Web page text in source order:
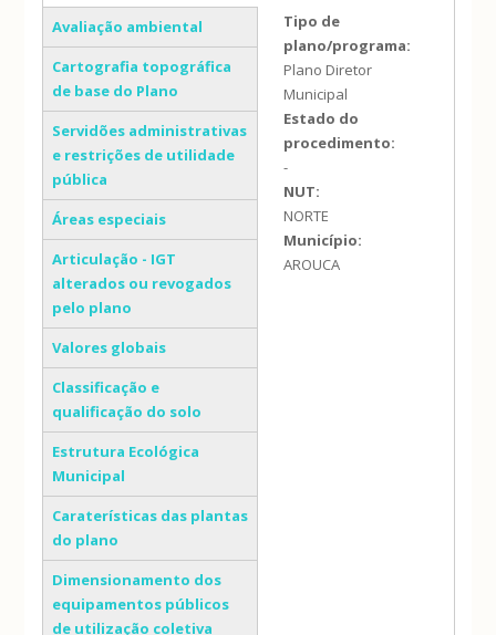
(separador ativo)
Avaliação ambiental
Cartografia topográfica
de base do Plano
Servidões administrativas
e restrições de utilidade
pública
Áreas especiais
Articulação - IGT
alterados ou revogados
pelo plano
Valores globais
Classificação e
qualificação do solo
Estrutura Ecológica
Municipal
Caraterísticas das plantas
do plano
Dimensionamento dos
equipamentos públicos
de utilização coletiva
Tipo de
plano/programa:
Plano Diretor
Municipal
Estado do
procedimento:
-
NUT:
NORTE
Município:
AROUCA